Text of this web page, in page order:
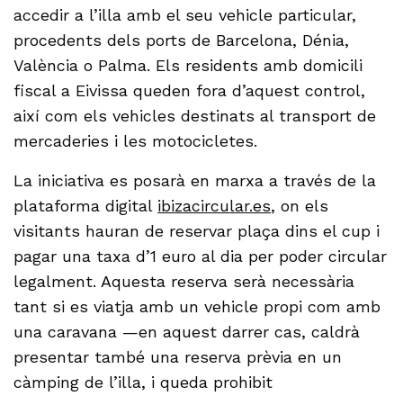
accedir a l’illa amb el seu vehicle particular,
procedents dels ports de Barcelona, Dénia,
València o Palma. Els residents amb domicili
fiscal a Eivissa queden fora d’aquest control,
així com els vehicles destinats al transport de
mercaderies i les motocicletes.
La iniciativa es posarà en marxa a través de la
plataforma digital ibizacircular.es, on els
visitants hauran de reservar plaça dins el cup i
pagar una taxa d’1 euro al dia per poder circular
legalment. Aquesta reserva serà necessària
tant si es viatja amb un vehicle propi com amb
una caravana —en aquest darrer cas, caldrà
presentar també una reserva prèvia en un
càmping de l’illa, i queda prohibit